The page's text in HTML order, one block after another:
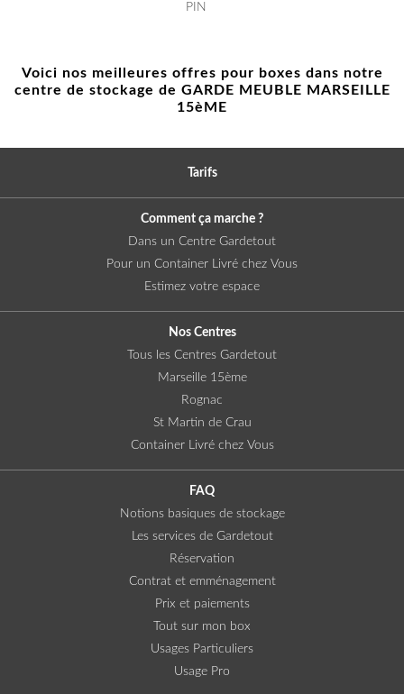
PIN
Voici nos meilleures offres pour boxes dans notre
centre de stockage de GARDE MEUBLE MARSEILLE
15èME
Tarifs
Comment ça marche ?
Dans un Centre Gardetout
Pour un Container Livré chez Vous
Estimez votre espace
Nos Centres
Tous les Centres Gardetout
Marseille 15ème
Rognac
St Martin de Crau
Container Livré chez Vous
FAQ
Notions basiques de stockage
Les services de Gardetout
Réservation
Contrat et emménagement
Prix et paiements
Tout sur mon box
Usages Particuliers
Usage Pro